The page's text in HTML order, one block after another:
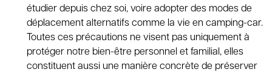
étudier depuis chez soi, voire adopter des modes de
déplacement alternatifs comme la vie en camping-car.
Toutes ces précautions ne visent pas uniquement à
protéger notre bien-être personnel et familial, elles
constituent aussi une manière concrète de préserver